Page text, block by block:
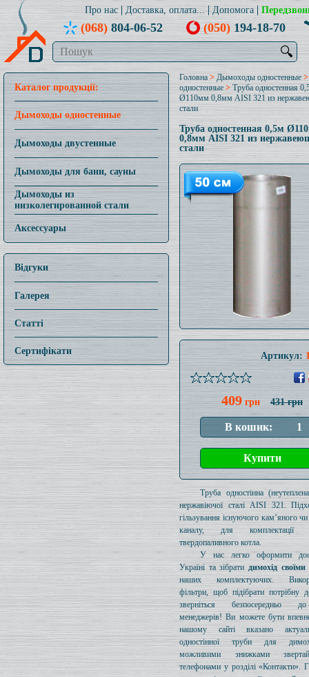
Про нас Доставка, оплата... Допомога
(068)804-06-52 (050)194-18-70
🔍
Каталог продукції:
Дымоходы одностенные
Дымоходы двустенные
Дымоходы для бани, сауны
Дымоходы из
низколегированной стали
Аксессуары
Відгуки
Галерея
Статті
Сертифікати
Головна > Дымоходы одностенные
одностенные >Труба одностенная
Ø110мм 0,8мм AISI 321 из
стали
Труба одностенная 0,5м
0,8мм AISI 321 из
стали
Артикул:
409 грн 431 грн
Труба одностінна
нержавіючої сталі AISI 321.
гільзування існуючого кам’яного
каналу, для комплектації
твердопаливного котла.
У нас легко оформити
Україні та зібрати димохід
наших комплектуючих.
фільтри, щоб підібрати потрібну
зверніться безпосередньо
менеджерів! Ви можете бути
нашому сайті вказано
одностінної труби для
можливими знижками
телефонами у розділі «Контакти».